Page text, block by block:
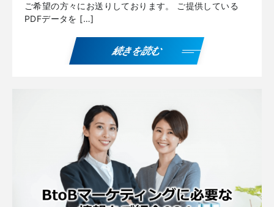
ご希望の方々にお送りしております。 ご提供している
PDFデータを […]
続きを読む